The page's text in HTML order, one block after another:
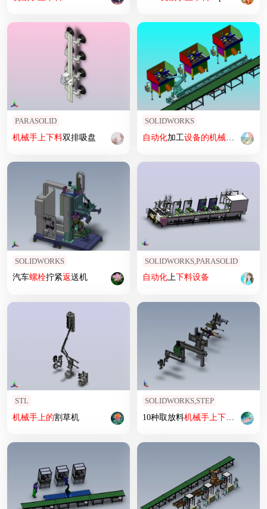
PARASOLID
机械手上下料双排吸盘
SOLIDWORKS
自动化加工设备的机械手上下料
SOLIDWORKS
汽车螺栓拧紧返送机
SOLIDWORKS,PARASOLID
自动化上下料设备
STL
机械手上的割草机
SOLIDWORKS,STEP
10种取放料机械手上下料 机械手上